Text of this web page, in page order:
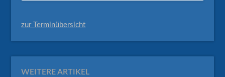
zur Terminübersicht
WEITERE ARTIKEL